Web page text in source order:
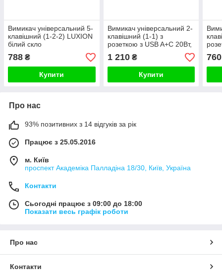
Вимикач універсальний 5-
клавішний (1-2-2) LUXION
білий скло
788 ₴
Купити
Вимикач універсальний 2-
клавішний (1-1) з
розеткою з USB A+C 20Вт,
заземлення, LUXION 16А
230 В, сірий скло
1 210₴
Купити
скло
760
Про нас
93% позитивних з 14 відгуків за рік
Працює з 25.05.2016
м. Київ
проспект Академіка Палладіна 18/30, Київ, Україна
Контакти
Сьогодні працює з 09:00 до 18:00
Показати весь графік роботи
Про нас
Контакти